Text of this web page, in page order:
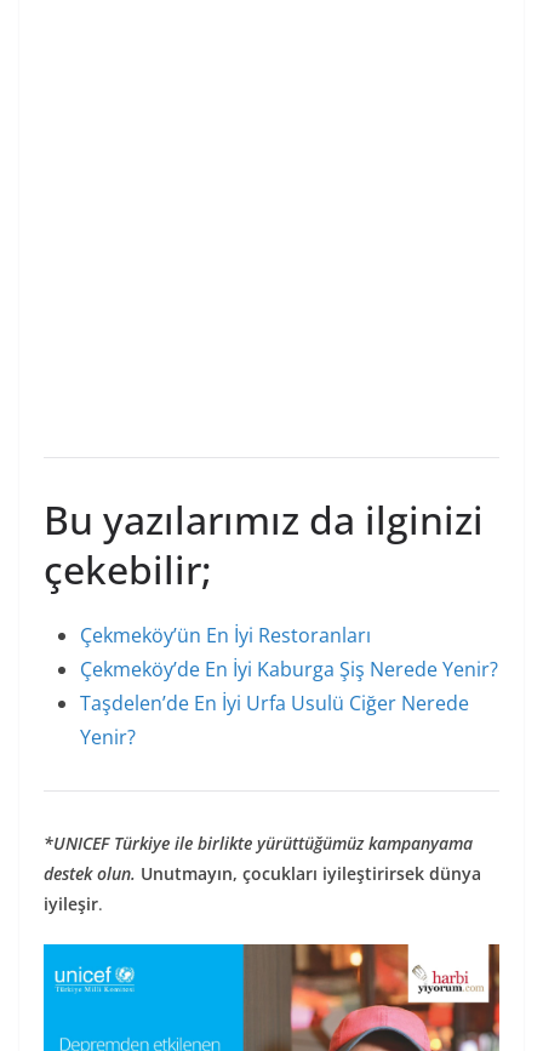
Bu yazılarımız da ilginizi
çekebilir;
Çekmeköy’ün En İyi Restoranları
Çekmeköy’de En İyi Kaburga Şiş Nerede Yenir?
Taşdelen’de En İyi Urfa Usulü Ciğer Nerede
Yenir?
*UNICEF Türkiye ile birlikte yürüttüğümüz kampanyama
destek olun. Unutmayın, çocukları iyileştirirsek dünya
iyileşir.